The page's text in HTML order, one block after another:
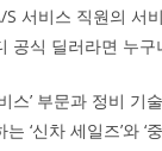
서비스 직원의
공식 딜러라면 누구
’ 부문과 정비 기
‘신차 세일즈’와 ‘